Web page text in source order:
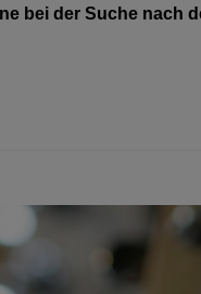
bei der Suche nach